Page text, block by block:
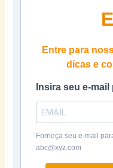
Entre para
dicas e
Insira seu e-
Forneça seu e-mail
abc@xyz.com